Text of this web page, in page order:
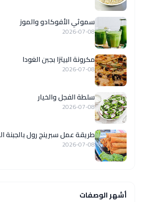
سموثي الأفوكادو والموز
2026-07-08
مكرونة البيتزا بجبن الغودا
2026-07-08
سلطة الفجل والخيار
2026-07-08
طريقة عمل سبرينج رول
2026-07-08
أشهر الوصفات